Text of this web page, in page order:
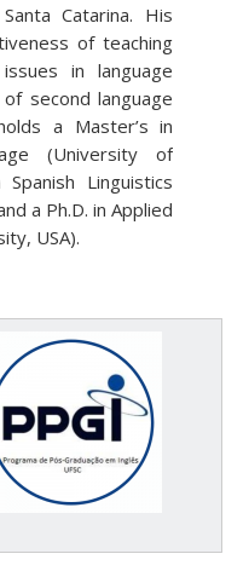
Catarina. His
of teaching
in language
second language
a Master’s in
(University of
Linguistics
a Ph.D. in Applied
USA).